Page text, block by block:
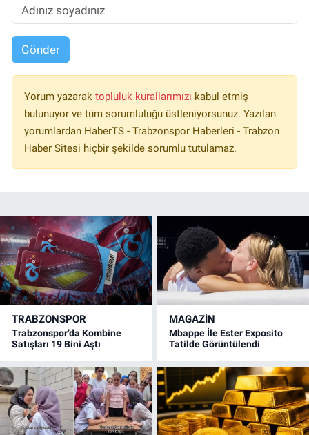
Gönder
Yorum yazarak topluluk kurallarımızı kabul etmiş
bulunuyor ve tüm sorumluluğu üstleniyorsunuz. Yazılan
yorumlardan HaberTS - Trabzonspor Haberleri - Trabzon
Haber Sitesi hiçbir şekilde sorumlu tutulamaz.
TRABZONSPOR
Trabzonspor’da Kombine
Satışları 19 Bini Aştı
MAGAZİN
Mbappe İle Ester Exposito
Tatilde Görüntülendi